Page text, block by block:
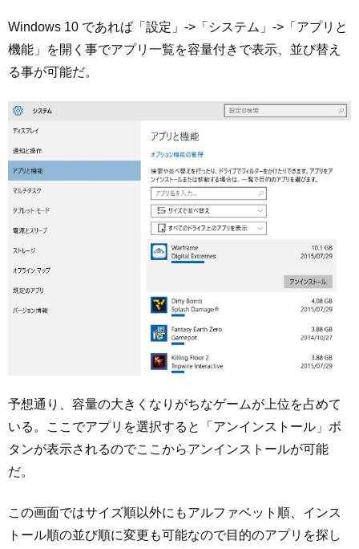
Windows 10 であれば「設定」->「システム」->「アプリと
機能」を開く事でアプリ一覧を容量付きで表示、並び替え
る事が可能だ。
予想通り、容量の大きくなりがちなゲームが上位を占めて
いる。ここでアプリを選択すると「アンインストール」ボ
タンが表示されるのでここからアンインストールが可能
だ。
この画面ではサイズ順以外にもアルファベット順、インス
トール順の並び順に変更も可能なので目的のアプリを探し